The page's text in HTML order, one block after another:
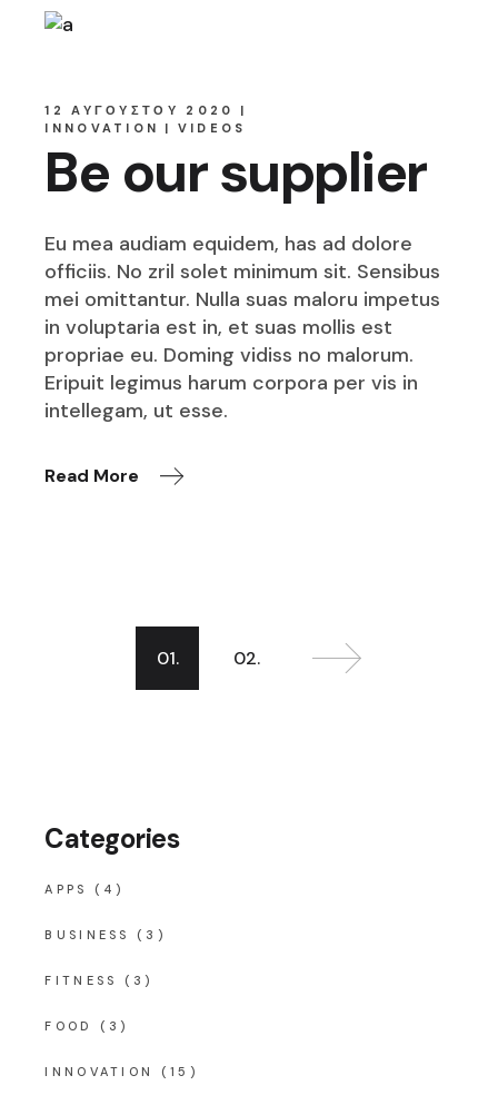
12 ΑΥΓΟΎΣΤΟΥ 2020
INNOVATION
VIDEOS
Be our supplier
Eu mea audiam equidem, has ad dolore
officiis. No zril solet minimum sit. Sensibus
mei omittantur. Nulla suas maloru impetus
in voluptaria est in, et suas mollis est
propriae eu. Doming vidiss no malorum.
Eripuit legimus harum corpora per vis in
intellegam, ut esse.
Read More
Σελιδοποίηση
01. 02.
Categories
APPS (4)
BUSINESS (3)
FITNESS (3)
FOOD (3)
INNOVATION (15)